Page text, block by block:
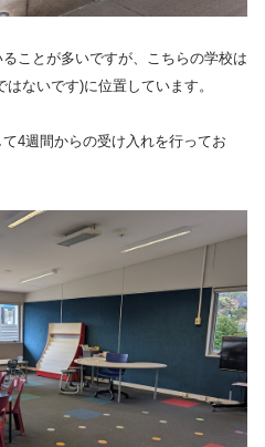
ことが多いですが、こちらの学校は
ないです)に位置しています。
4週間からの受け入れを行ってお